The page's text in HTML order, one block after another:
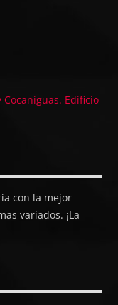
Edificio
con la mejor
variados. ¡La